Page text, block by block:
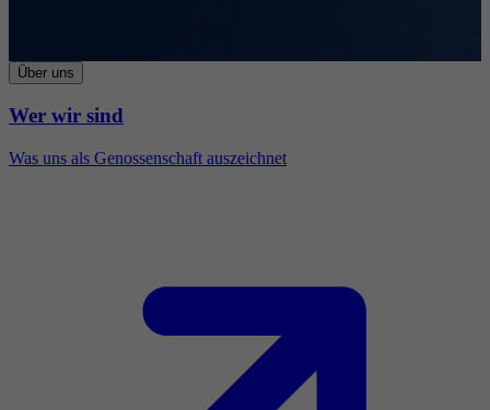
Über uns
Wer wir sind
Was uns als Genossenschaft auszeichnet